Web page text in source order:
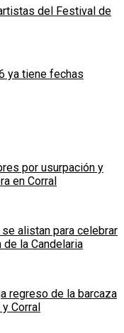
del Festival de
ya tiene fechas
por usurpación y
en Corral
se alistan para celebrar
de la Candelaria
regreso de la barcaza
Corral